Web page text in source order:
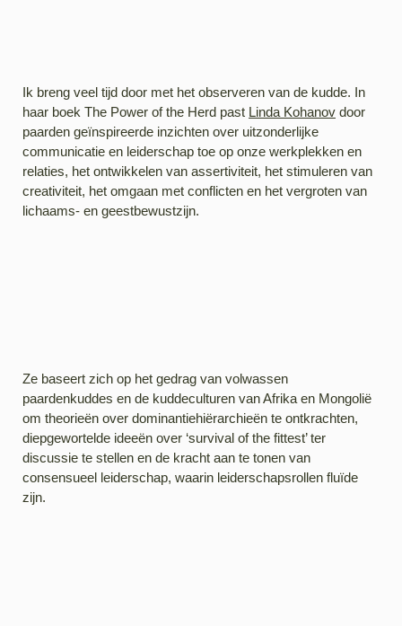
Ik breng veel tijd door met het observeren van de kudde. In
haar boek The Power of the Herd past Linda Kohanov door
paarden geïnspireerde inzichten over uitzonderlijke
communicatie en leiderschap toe op onze werkplekken en
relaties, het ontwikkelen van assertiviteit, het stimuleren van
creativiteit, het omgaan met conflicten en het vergroten van
lichaams- en geestbewustzijn.
Ze baseert zich op het gedrag van volwassen
paardenkuddes en de kuddeculturen van Afrika en Mongolië
om theorieën over dominantiehiërarchieën te ontkrachten,
diepgewortelde ideeën over ‘survival of the fittest’ ter
discussie te stellen en de kracht aan te tonen van
consensueel leiderschap, waarin leiderschapsrollen fluïde
zijn.